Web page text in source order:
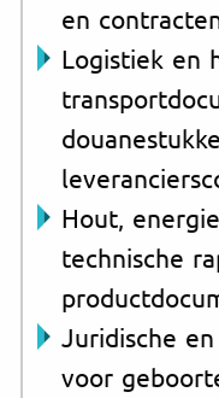
en
Logistiek en
Hout,
technische
Juridische
voor